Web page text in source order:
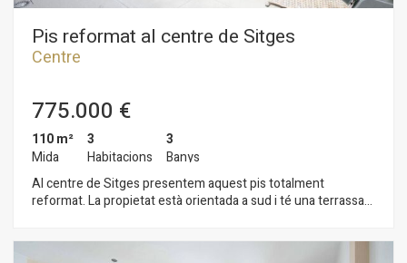
Pis reformat al centre de Sitges
Centre
775.000 €
110 m²
Mida
3
Habitacions
3
Banys
Al centre de Sitges presentem aquest pis totalment
reformat. La propietat està orientada a sud i té una terrassa